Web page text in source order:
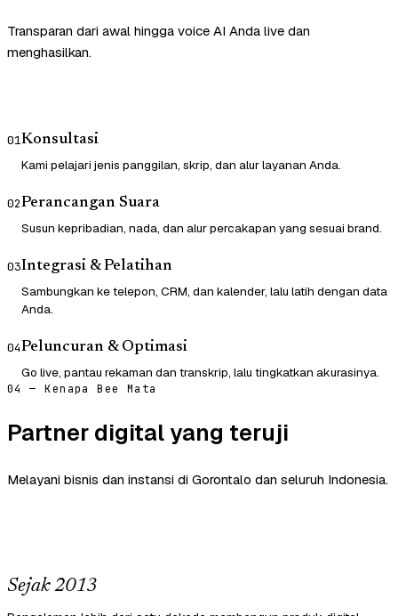
Transparan dari awal hingga voice AI Anda live dan
menghasilkan.
01Konsultasi
Kami pelajari jenis panggilan, skrip, dan alur layanan Anda.
02Perancangan Suara
Susun kepribadian, nada, dan alur percakapan yang sesuai brand.
03Integrasi & Pelatihan
Sambungkan ke telepon, CRM, dan kalender, lalu latih dengan data
Anda.
04Peluncuran & Optimasi
Go live, pantau rekaman dan transkrip, lalu tingkatkan akurasinya.
04 — Kenapa Bee Mata
Partner digital yang teruji
Melayani bisnis dan instansi di Gorontalo dan seluruh Indonesia.
Sejak 2013